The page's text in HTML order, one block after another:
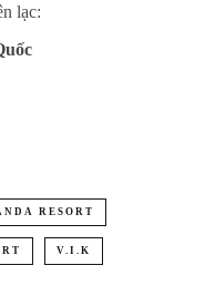
lạc:
RESORT
V.I.K